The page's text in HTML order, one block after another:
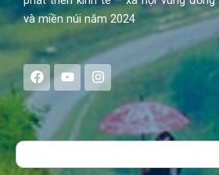
và miền núi năm 2024
F
a
c
e
b
o
Y
o
u
t
u
b
I
n
s
a
g
Search